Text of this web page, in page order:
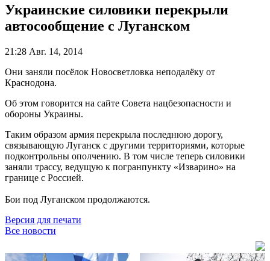
Украинские силовики перекрыли
автосообщение с Луганском
21:28 Авг. 14, 2014
Они заняли посёлок Новосветловка неподалёку от
Краснодона.
Об этом говорится на сайте Совета нацбезопасности и
обороны Украины.
Таким образом армия перекрыла последнюю дорогу,
связывающую Луганск с другими территориями, которые
подконтрольны ополчению. В том числе теперь силовики
заняли трассу, ведущую к погранпункту «Изварино» на
границе с Россией.
Бои под Луганском продолжаются.
Версия для печати
Все новости